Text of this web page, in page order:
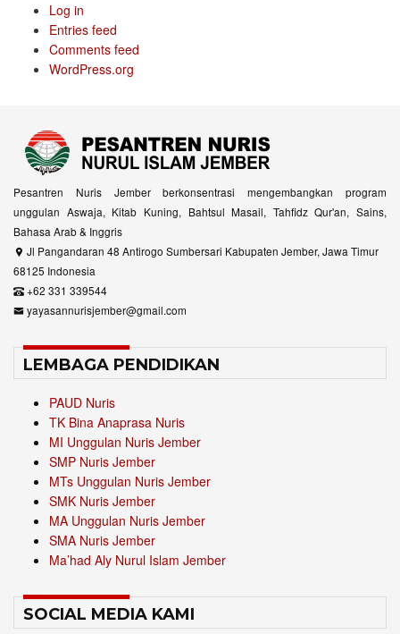
Log in
Entries feed
Comments feed
WordPress.org
Pesantren Nuris Jember berkonsentrasi mengembangkan program
unggulan Aswaja, Kitab Kuning, Bahtsul Masail, Tahfidz Qur'an, Sains,
Bahasa Arab & Inggris
Jl Pangandaran 48 Antirogo Sumbersari Kabupaten Jember, Jawa Timur
68125 Indonesia
+62 331 339544
yayasannurisjember@gmail.com
LEMBAGA PENDIDIKAN
PAUD Nuris
TK Bina Anaprasa Nuris
MI Unggulan Nuris Jember
SMP Nuris Jember
MTs Unggulan Nuris Jember
SMK Nuris Jember
MA Unggulan Nuris Jember
SMA Nuris Jember
Ma’had Aly Nurul Islam Jember
SOCIAL MEDIA KAMI